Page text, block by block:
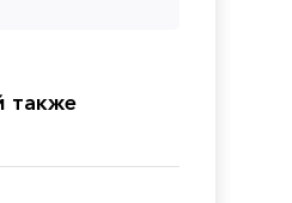
также